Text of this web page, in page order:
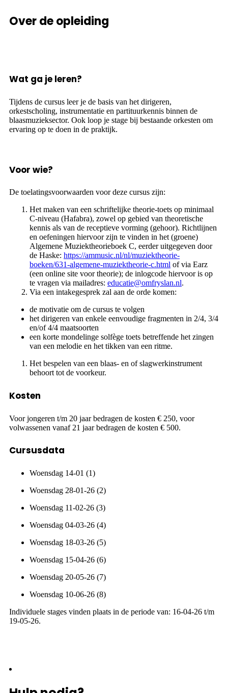
Over de opleiding
Wat ga je leren?
Tijdens de cursus leer je de basis van het dirigeren,
orkestscholing, instrumentatie en partituurkennis binnen de
blaasmuzieksector. Ook loop je stage bij bestaande orkesten om
ervaring op te doen in de praktijk.
Voor wie?
De toelatingsvoorwaarden voor deze cursus zijn:
Het maken van een schriftelijke theorie-toets op minimaal
C-niveau (Hafabra), zowel op gebied van theoretische
kennis als van de receptieve vorming (gehoor). Richtlijnen
en oefeningen hiervoor zijn te vinden in het (groene)
Algemene Muziektheorieboek C, eerder uitgegeven door
de Haske: https://ammusic.nl/nl/muziektheorie-
boeken/631-algemene-muziektheorie-c.html of via Earz
(een online site voor theorie); de inlogcode hiervoor is op
te vragen via mailadres: educatie@omfryslan.nl.
Via een intakegesprek zal aan de orde komen:
de motivatie om de cursus te volgen
het dirigeren van enkele eenvoudige fragmenten in 2/4, 3/4
en/of 4/4 maatsoorten
een korte mondelinge solfège toets betreffende het zingen
van een melodie en het tikken van een ritme.
Het bespelen van een blaas- en of slagwerkinstrument
behoort tot de voorkeur.
Kosten
Voor jongeren t/m 20 jaar bedragen de kosten € 250, voor
volwassenen vanaf 21 jaar bedragen de kosten € 500.
Cursusdata
Woensdag 14-01 (1)
Woensdag 28-01-26 (2)
Woensdag 11-02-26 (3)
Woensdag 04-03-26 (4)
Woensdag 18-03-26 (5)
Woensdag 15-04-26 (6)
Woensdag 20-05-26 (7)
Woensdag 10-06-26 (8)
Individuele stages vinden plaats in de periode van: 16-04-26 t/m
19-05-26.